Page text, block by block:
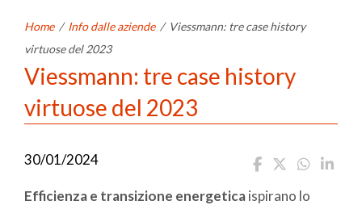
Home / Info dalle aziende / Viessmann: tre case history
virtuose del 2023
Viessmann: tre case history
virtuose del 2023
30/01/2024
Efficienza e transizione energeticaispirano lo